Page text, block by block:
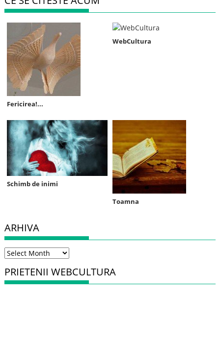
Fericirea!...
WebCultura
Schimb de inimi
Toamna
ARHIVA
Arhiva
PRIETENII WEBCULTURA